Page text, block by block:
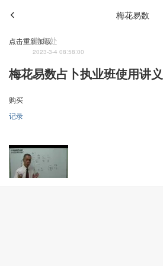
梅花易数
点击重新加载
学务处
2023-3-4 08:58:00
梅花易数占卜执业班使用讲义
购买
记录